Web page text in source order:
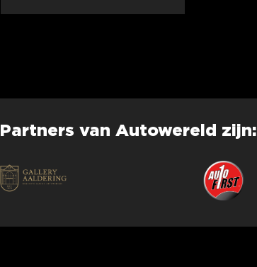
Partners van Autowereld zijn: